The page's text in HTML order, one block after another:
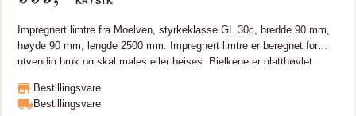
Impregnert limtre fra Moelven, styrkeklasse GL 30c, bredde 90 mm,
høyde 90 mm, lengde 2500 mm. Impregnert limtre er beregnet for
utvendig bruk og skal males eller beises. Bjelkene er glatthøvlet.
tar lange spenn. Moelven Limtre sertifikater som PEFC, CE, ISO
9001 og 14001. Bjelken kan leveres i lengde opptil 15 meter. Kan
Bestillingsvare
Bestillingsvare